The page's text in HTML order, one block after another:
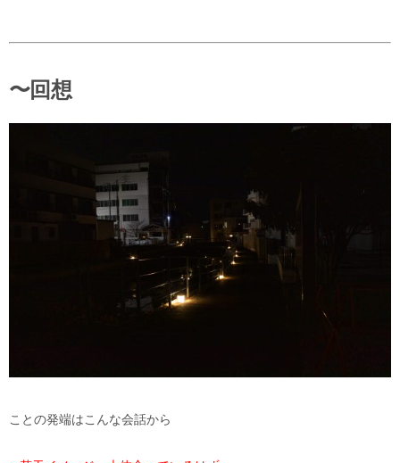
〜回想
ことの発端はこんな会話から